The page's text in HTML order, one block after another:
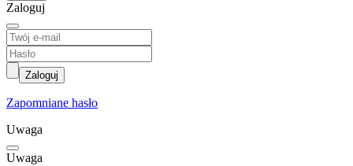
Zaloguj
Zaloguj
Zapomniane hasło
Uwaga
Uwaga